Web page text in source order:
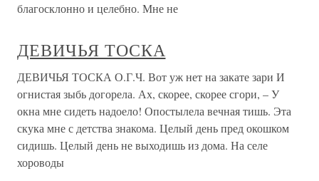
благосклонно и целебно. Мне не
ДЕВИЧЬЯ ТОСКА
ДЕВИЧЬЯ ТОСКА О.Г.Ч. Вот уж нет на закате зари И
огнистая зыбь догорела. Ах, скорее, скорее сгори, – У
окна мне сидеть надоело! Опостылела вечная тишь. Эта
скука мне с детства знакома. Целый день пред окошком
сидишь. Целый день не выходишь из дома. На селе
хороводы